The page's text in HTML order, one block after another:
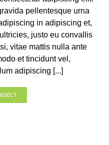
pellentesque urna
in adipiscing et,
justo eu convallis
vitae mattis nulla ante
et tincidunt vel,
adipiscing [...]